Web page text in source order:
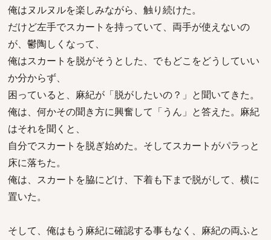
俺はヌルヌルを楽しみながら、触り続けた。
だけど左手でスカートを持っていて、両手が使えないの
が、鬱陶しくなって、
俺はスカートを脱がそうとした、でもどこをどうしていい
か分からず、
困っていると、麻紀が「脱がしたいの？」と聞いてきた。
俺は、何かその聞き方に興奮して「うん」と答えた。麻紀
はそれを聞くと、
自分でスカートを脱ぎ始めた。そしてスカートがパラっと
床に落ちた。
俺は、スカートを脇にどけ、下着も下まで脱がして、横に
置いた。
そして、俺はもう麻紀に確認する事もなく、麻紀の両ふと